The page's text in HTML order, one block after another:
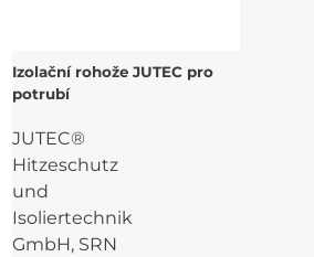
Izolační rohože JUTEC pro
potrubí
JUTEC®
Hitzeschutz
und
Isoliertechnik
GmbH, SRN